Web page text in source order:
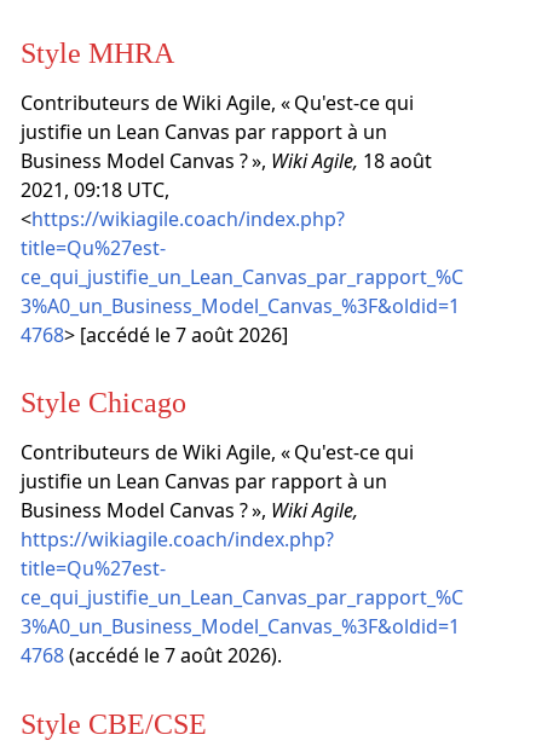
Style MHRA
Contributeurs de Wiki Agile, « Qu'est-ce qui
justifie un Lean Canvas par rapport à un
Business Model Canvas ? », Wiki Agile, 18 août
2021, 09:18 UTC,
<https://wikiagile.coach/index.php?
title=Qu%27est-
ce_qui_justifie_un_Lean_Canvas_par_rapport_%C
3%A0_un_Business_Model_Canvas_%3F&oldid=1
4768> [accédé le 7 août 2026]
Style Chicago
Contributeurs de Wiki Agile, « Qu'est-ce qui
justifie un Lean Canvas par rapport à un
Business Model Canvas ? », Wiki Agile,
https://wikiagile.coach/index.php?
title=Qu%27est-
ce_qui_justifie_un_Lean_Canvas_par_rapport_%C
3%A0_un_Business_Model_Canvas_%3F&oldid=1
4768(accédé le 7 août 2026).
Style CBE/CSE